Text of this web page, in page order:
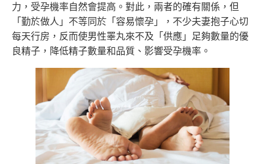
力，受孕機率自然會提高。對此，兩者的確有關係，但
「勤於做人」不等同於「容易懷孕」，不少夫妻抱子心切
每天行房，反而使男性睪丸來不及「供應」足夠數量的優
良精子，降低精子數量和品質、影響受孕機率。